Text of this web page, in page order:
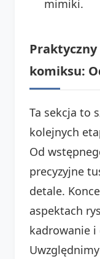
mimiki.
komiksu:
Ta sekcja to
kolejnych
Od
precyzyjne
detale.
aspektach
kadrowanie